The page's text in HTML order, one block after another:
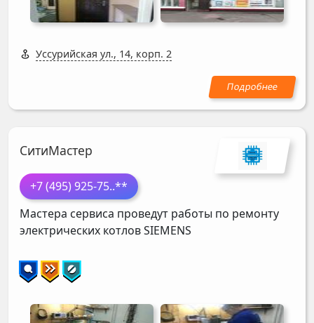
Уссурийская ул., 14, корп. 2
СитиМастер
+7 (495) 925-75..**
Мастера сервиса проведут работы по ремонту
электрических котловSIEMENS